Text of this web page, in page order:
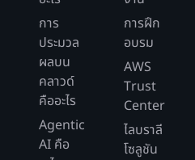
การ
ประมวล
ผลบน
คลาวด์
คืออะไร
Agentic
AI คือ
การฝึก
อบรม
AWS
Trust
Center
ไลบราลี
โซลูชัน